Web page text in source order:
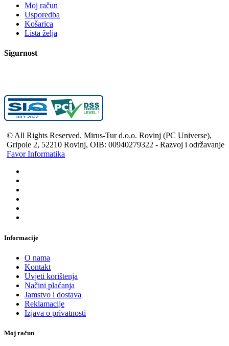
Moj račun
Usporedba
Košarica
Lista želja
Sigurnost
© All Rights Reserved. Mirus-Tur d.o.o. Rovinj (PC Universe),
Gripole 2, 52210 Rovinj, OIB: 00940279322 - Razvoj i održavanje
Favor Informatika
Informacije
O nama
Kontakt
Uvjeti korištenja
Načini plaćanja
Jamstvo i dostava
Reklamacije
Izjava o privatnosti
Moj račun